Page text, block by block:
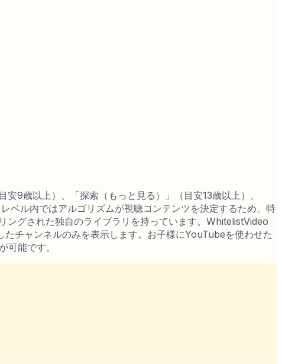
9歳以上）、「探索（もっと見る）」（目安13歳以上）、
ベル内ではアルゴリズムが視聴コンテンツを決定するため、特
グされた独自のライブラリを持っています。WhitelistVideo
チャンネルのみを表示します。お子様にYouTubeを使わせた
能です。